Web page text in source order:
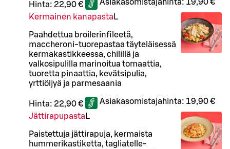
Hinta: 22,90 € Asiakasomistajahinta: 19,90 €
Kermainen kanapasta L
Paahdettua broilerinfileetä,
maccheroni-tuorepastaa täyteläisessä
kermakastikkeessa, chilillä ja
valkosipulilla marinoitua tomaattia,
tuoretta pinaattia, kevätsipulia,
yrttiöljyä ja parmesaania
Hinta: 22,90 € Asiakasomistajahinta: 19,90 €
Jättirapupasta L
Paistettuja jättirapuja, kermaista
hummerikastiketta, tagliatelle-